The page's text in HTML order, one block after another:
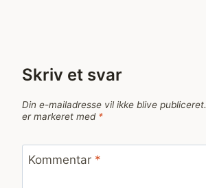
Skriv et svar
Din e-mailadresse vil ikke blive publiceret.
er markeret med *
Kommentar *